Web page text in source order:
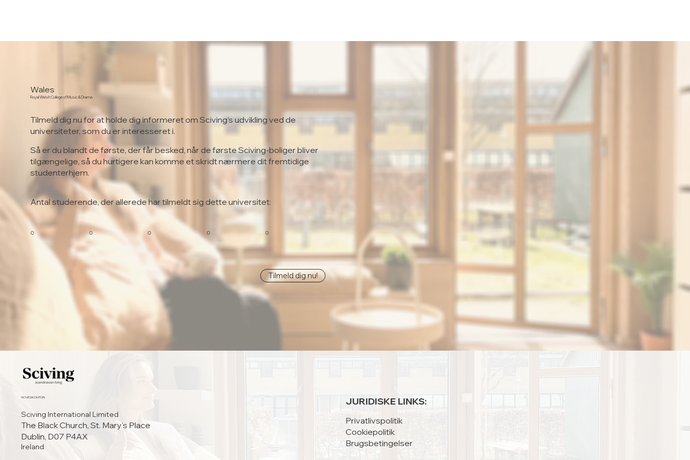
Wales
Royal Welsh College of Music & Drama
Tilmeld dig nu for at holde dig informeret om Sciving's udvikling ved de
universiteter, som du er interesseret i.
Så er du blandt de første, der får besked, når de første Sciving-boliger bliver
tilgængelige, så du hurtigere kan komme et skridt nærmere dit fremtidige
studenterhjem.
Antal studerende, der allerede har tilmeldt sig dette universitet:
0
0
0
0
0
Tilmeld dig nu!
HOVEDKONTOR:
Sciving International Limited
The Black Church, St. Mary's Place
Dublin, D07 P4AX
Ireland
JURIDISKE LINKS:
Privatlivspolitik
Cookiepolitik
Brugsbetingelser